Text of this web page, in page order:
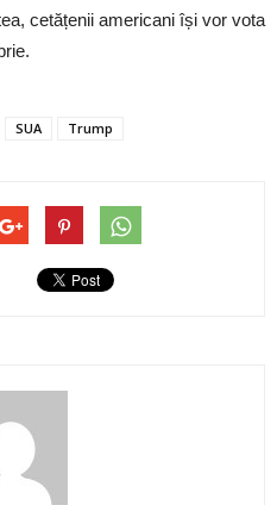
cetățenii americani își vor vota
SUA Trump